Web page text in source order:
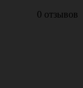
0 отзывов